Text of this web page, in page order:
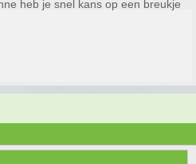
heb je snel kans op een breukje